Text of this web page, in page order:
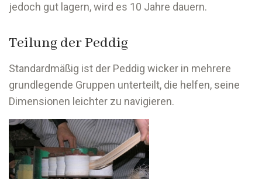
jedoch gut lagern, wird es 10 Jahre dauern.
Teilung der Peddig
Standardmäßig ist der Peddig wicker in mehrere
grundlegende Gruppen unterteilt, die helfen, seine
Dimensionen leichter zu navigieren.